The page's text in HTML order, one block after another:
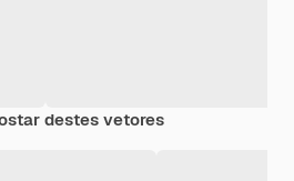
destes vetores